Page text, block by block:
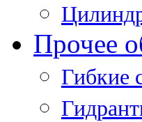
Прочее
Гибкие